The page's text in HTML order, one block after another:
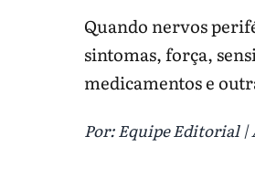
Quando nervos
sintomas, força,
medicamentos e
Por: Equipe Editorial |